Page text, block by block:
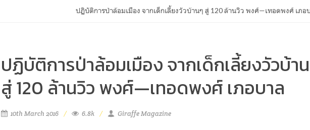
ปฏิบัติการป่าล้อมเมือง จากเด็กเลี้ยงวัวบ้านๆ สู่ 120 ล้านวิว พงศ์—เทอดพงศ์ เภอ
ปฏิบัติการป่าล้อมเมือง จากเด็กเลี้ยงวัวบ้า
สู่ 120 ล้านวิว พงศ์—เทอดพงศ์ เภอบาล
10th March 2016 6.8k Giraffe Magazine